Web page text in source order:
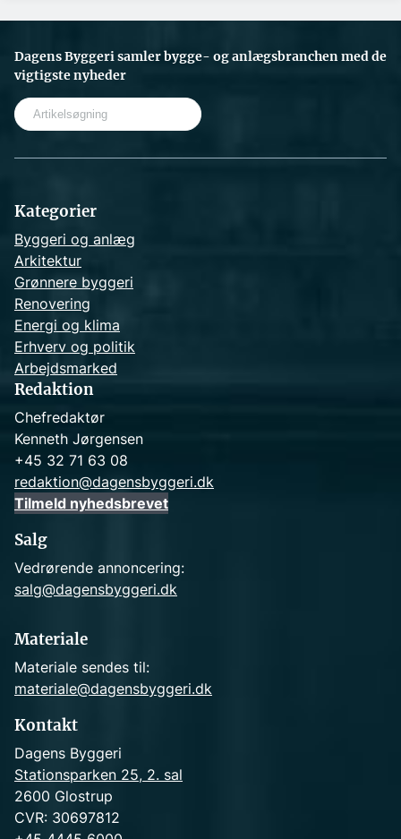
Dagens Byggeri samler bygge- og anlægsbranchen med de
vigtigste nyheder
Kategorier
Byggeri og anlæg
Arkitektur
Grønnere byggeri
Renovering
Energi og klima
Erhverv og politik
Arbejdsmarked
Redaktion
Chefredaktør
Kenneth Jørgensen
+45 32 71 63 08
redaktion@dagensbyggeri.dk
Tilmeld nyhedsbrevet
Salg
Vedrørende annoncering:
salg@dagensbyggeri.dk
Materiale
Materiale sendes til:
materiale@dagensbyggeri.dk
Kontakt
Dagens Byggeri
Stationsparken 25, 2. sal
2600 Glostrup
CVR: 30697812